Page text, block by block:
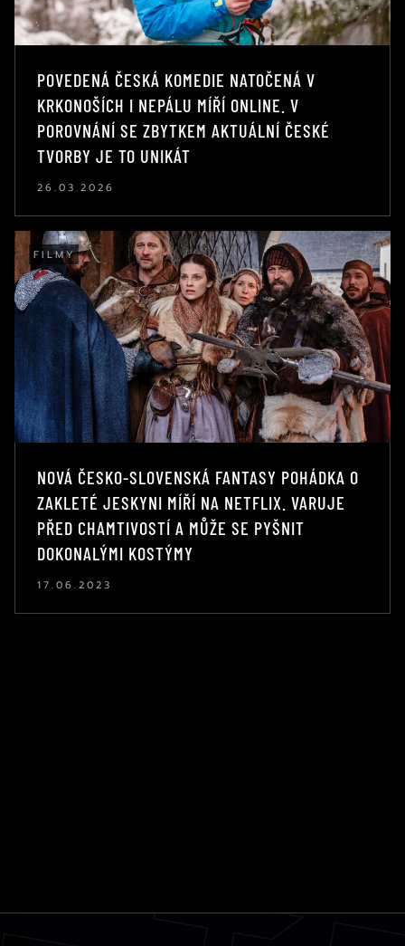
POVEDENÁ ČESKÁ KOMEDIE NATOČENÁ V
KRKONOŠÍCH I NEPÁLU MÍŘÍ ONLINE. V
POROVNÁNÍ SE ZBYTKEM AKTUÁLNÍ ČESKÉ
TVORBY JE TO UNIKÁT
26.03.2026
FILMY
NOVÁ ČESKO-SLOVENSKÁ FANTASY POHÁDKA O
ZAKLETÉ JESKYNI MÍŘÍ NA NETFLIX. VARUJE
PŘED CHAMTIVOSTÍ A MŮŽE SE PYŠNIT
DOKONALÝMI KOSTÝMY
17.06.2023